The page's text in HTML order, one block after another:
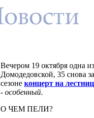
Вечером 19 октября одна
Домодедовской, 35 снова
сезоне концерт на
- особенный.
О ЧЕМ ПЕЛИ?